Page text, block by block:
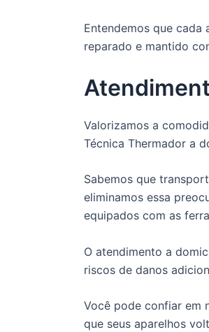
Entendemos que
reparado e mantido
Valorizamos a
Técnica Thermador a
Sabemos que
eliminamos essa
equipados com as
O atendimento a
riscos de danos
Você pode confiar em
que seus aparelhos